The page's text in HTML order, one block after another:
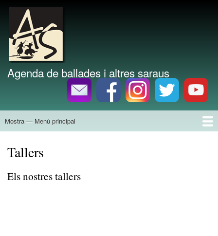
Marca del lloc
Agenda de ballades i altres saraus
Menú
Mostra — Menú principal
Tallers
Els nostres tallers